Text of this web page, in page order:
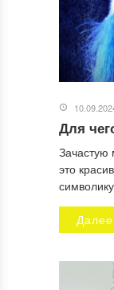
Для
Зачастую
это
Далее